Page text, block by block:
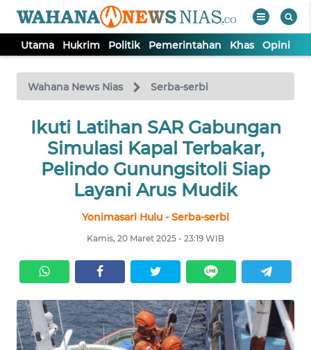
Utama Hukrim Politik Pemerintahan Khas Opini
Wahana News Nias Serba-serbi
Ikuti Latihan SAR Gabungan
Simulasi Kapal Terbakar,
Pelindo Gunungsitoli Siap
Layani Arus Mudik
Yonimasari Hulu - Serba-serbi
Kamis, 20 Maret 2025 - 23:19 WIB
TV
Tutup
UTAMA
HUKRIM
PEMERINTAHAN
KHAS
OPINI